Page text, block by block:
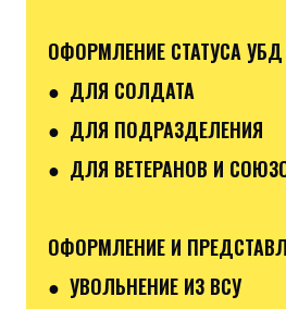
ОФОРМЛЕНИЕ СТАТУСА УБД
● ДЛЯ СОЛДАТА
● ДЛЯ ПОДРАЗДЕЛЕНИЯ
● ДЛЯ ВЕТЕРАНОВ И
ОФОРМЛЕНИЕ И
● УВОЛЬНЕНИЕ ИЗ ВСУ